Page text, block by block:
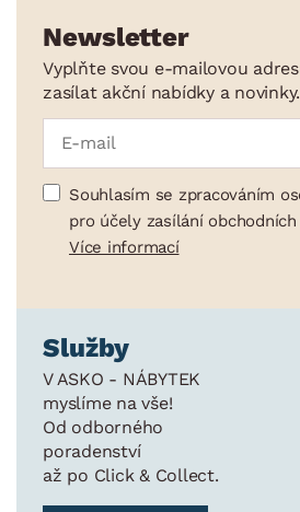
Newsletter
Vyplňte svou e-mailovou
zasílat akční nabídky a novinky.
Souhlasím se zpracováním
pro účely zasílání obchodních
Více informací
Služby
V ASKO - NÁBYTEK
myslíme na vše!
Od odborného
poradenství
až po Click & Collect.